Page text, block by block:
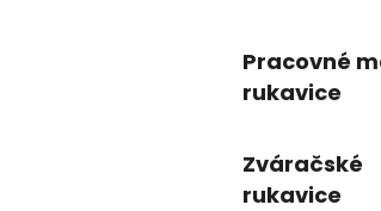
Pracovné
rukavice
Zváračské
rukavice